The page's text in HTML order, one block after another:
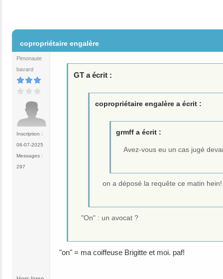
copropriétaire engalère
Pimonaute
bavard
Inscription :
06-07-2025
Messages :
297
GT a écrit :
copropriétaire engalère a écrit :
grmff a écrit :
Avez-vous eu un cas jugé
on a déposé la requête ce matin hein!
"On" : un avocat ?
"on" = ma coiffeuse Brigitte et moi. paf!